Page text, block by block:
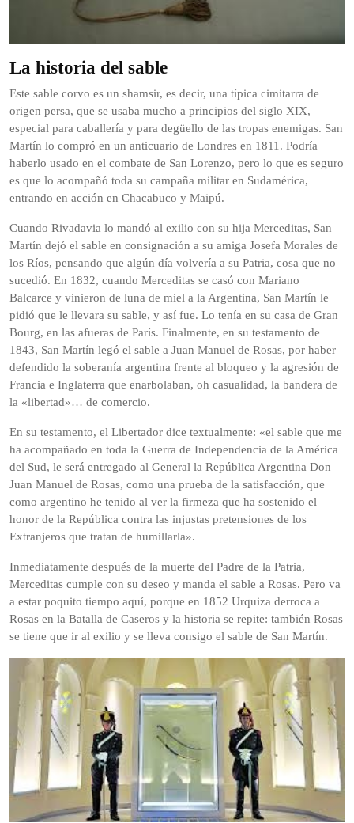
La historia del sable
Este sable corvo es un shamsir, es decir, una típica cimitarra de
origen persa, que se usaba mucho a principios del siglo XIX,
especial para caballería y para degüello de las tropas enemigas. San
Martín lo compró en un anticuario de Londres en 1811. Podría
haberlo usado en el combate de San Lorenzo, pero lo que es seguro
es que lo acompañó toda su campaña militar en Sudamérica,
entrando en acción en Chacabuco y Maipú.
Cuando Rivadavia lo mandó al exilio con su hija Merceditas, San
Martín dejó el sable en consignación a su amiga Josefa Morales de
los Ríos, pensando que algún día volvería a su Patria, cosa que no
sucedió. En 1832, cuando Merceditas se casó con Mariano
Balcarce y vinieron de luna de miel a la Argentina, San Martín le
pidió que le llevara su sable, y así fue. Lo tenía en su casa de Gran
Bourg, en las afueras de París. Finalmente, en su testamento de
1843, San Martín legó el sable a Juan Manuel de Rosas, por haber
defendido la soberanía argentina frente al bloqueo y la agresión de
Francia e Inglaterra que enarbolaban, oh casualidad, la bandera de
la «libertad»… de comercio.
En su testamento, el Libertador dice textualmente: «el sable que me
ha acompañado en toda la Guerra de Independencia de la América
del Sud, le será entregado al General la República Argentina Don
Juan Manuel de Rosas, como una prueba de la satisfacción, que
como argentino he tenido al ver la firmeza que ha sostenido el
honor de la República contra las injustas pretensiones de los
Extranjeros que tratan de humillarla».
Inmediatamente después de la muerte del Padre de la Patria,
Merceditas cumple con su deseo y manda el sable a Rosas. Pero va
a estar poquito tiempo aquí, porque en 1852 Urquiza derroca a
Rosas en la Batalla de Caseros y la historia se repite: también Rosas
se tiene que ir al exilio y se lleva consigo el sable de San Martín.